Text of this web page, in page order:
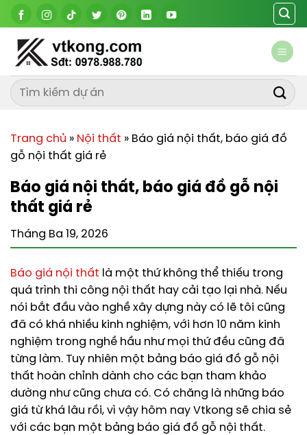
Chuyển
đến
dung
Trang chủ » Nội thất » Báo giá nội thất, báo giá đồ
gỗ nội thất giá rẻ
Báo giá nội thất, báo giá đồ gỗ nội
thất giá rẻ
Tháng Ba 19, 2026
Báo giá nội thất là một thứ không thể thiếu trong
quá trình thi công nội thất hay cải tạo lại nhà. Nếu
nói bắt đầu vào nghề xây dựng này có lẽ tôi cũng
đã có khá nhiều kinh nghiệm, với hơn 10 năm kinh
nghiệm trong nghề hầu như mọi thứ đều cũng đã
từng làm. Tuy nhiên một bảng báo giá đồ gỗ nội
thất hoàn chỉnh dành cho các bạn tham khảo
dường như cũng chưa có. Có chăng là những báo
giá từ khá lâu rồi, vì vậy hôm nay Vtkong sẽ chia sẻ
với các bạn một bảng báo giá đồ gỗ nội thất.